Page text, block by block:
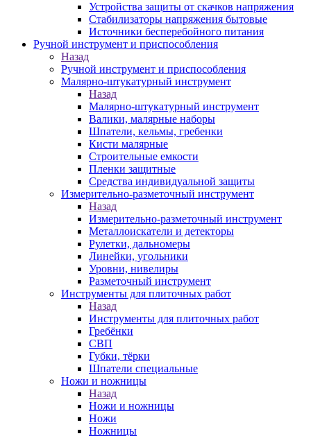
Устройства защиты от скачков напряжения
Стабилизаторы напряжения бытовые
Источники бесперебойного питания
Ручной инструмент и приспособления
Назад
Ручной инструмент и приспособления
Малярно-штукатурный инструмент
Назад
Малярно-штукатурный инструмент
Валики, малярные наборы
Шпатели, кельмы, гребенки
Кисти малярные
Строительные емкости
Пленки защитные
Средства индивидуальной защиты
Измерительно-разметочный инструмент
Назад
Измерительно-разметочный инструмент
Металлоискатели и детекторы
Рулетки, дальномеры
Линейки, угольники
Уровни, нивелиры
Разметочный инструмент
Инструменты для плиточных работ
Назад
Инструменты для плиточных работ
Гребёнки
СВП
Губки, тёрки
Шпатели специальные
Ножи и ножницы
Назад
Ножи и ножницы
Ножи
Ножницы